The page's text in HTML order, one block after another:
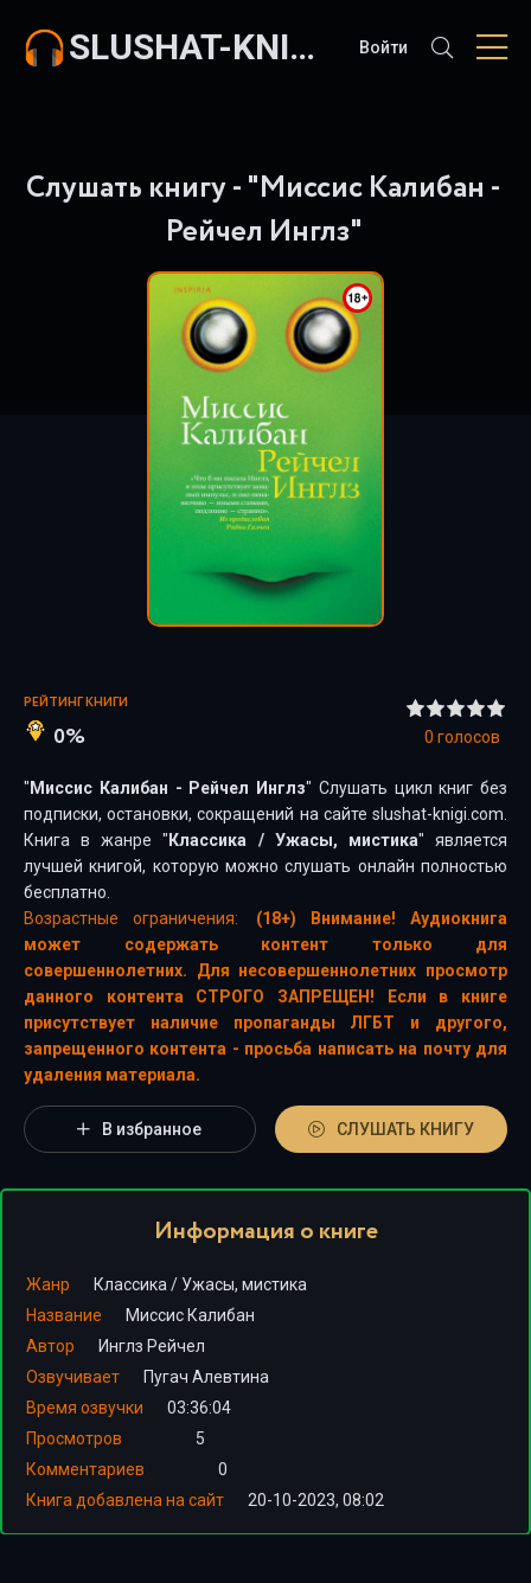
SLUSHAT-KNIGI.COM Войти
Слушать книгу - "Миссис Калибан -
Рейчел Инглз"
РЕЙТИНГ КНИГИ
0% 0 голосов
" Миссис Калибан - Рейчел Инглз" Слушать цикл книг без
подписки, остановки, сокращений на сайте slushat-knigi.com.
Книга в жанре " Классика / Ужасы, мистика" является
лучшей книгой, которую можно слушать онлайн полностью
бесплатно.
Возрастные ограничения:
(18+) Внимание! Аудиокнига
может содержать контент только для
совершеннолетних. Для несовершеннолетних просмотр
данного контента СТРОГО ЗАПРЕЩЕН! Если в книге
присутствует наличие пропаганды ЛГБТ и другого,
запрещенного контента - просьба написать на почту для
удаления материала.
В избранное СЛУШАТЬ КНИГУ
Информация о книге
Жанр Классика / Ужасы, мистика
Название
Миссис Калибан
Автор
Инглз Рейчел
Озвучивает
Пугач Алевтина
Время озвучки
03:36:04
Просмотров
5
Комментариев
0
Книга добавлена на сайт
20-10-2023, 08:02